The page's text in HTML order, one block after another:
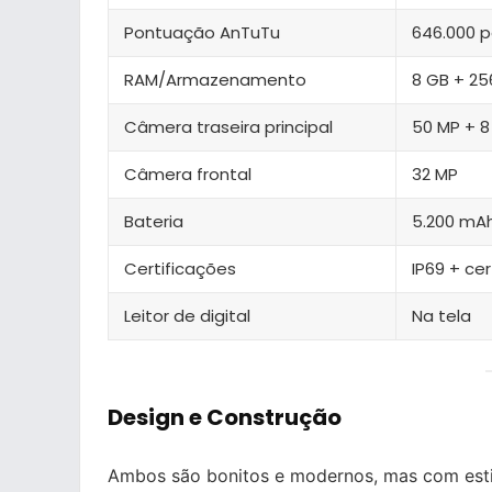
Pontuação AnTuTu 646.000
RAM/Armazenamento 8 GB +
Câmera traseira principal 50 MP +
Câmera frontal 32 MP
Bateria 5.200
Certificações IP69 +
Leitor de digital Na tela
Design e Construção
Ambos são bonitos e modernos, mas com